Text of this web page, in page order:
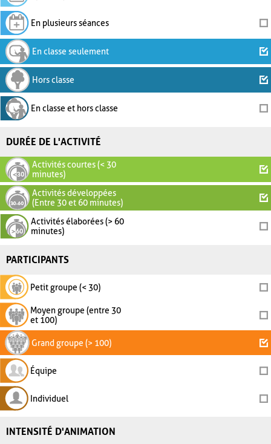
En plusieurs séances
En classe seulement
Hors classe
En classe et hors classe
DURÉE DE L'ACTIVITÉ
Activités courtes (< 30
minutes)
Activités développées
(Entre 30 et 60 minutes)
Activités élaborées (> 60
minutes)
PARTICIPANTS
Petit groupe (< 30)
Moyen groupe (entre 30
et 100)
Grand groupe (> 100)
Équipe
Individuel
INTENSITÉ D'ANIMATION